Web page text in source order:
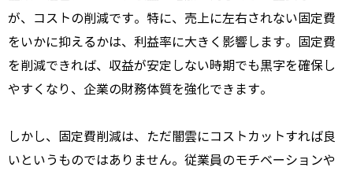
が、
コストの削減です。 特に、 売上に左右されない固定費
をいかに抑えるかは、 利益率に大きく影響します。
固定費
を削減できれば、 収益が安定しない時期でも黒字を確保し
やすくなり、 企業の財務体質を強化できます。
しかし、 固定費削減は、
ただ闇雲にコストカットすれば良
いというものではありません。 従業員のモチベーションや